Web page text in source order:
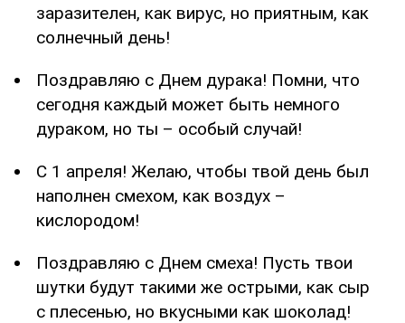
заразителен, как вирус, но приятным, как
солнечный день!
Поздравляю с Днем дурака! Помни, что
сегодня каждый может быть немного
дураком, но ты – особый случай!
С 1 апреля! Желаю, чтобы твой день был
наполнен смехом, как воздух –
кислородом!
Поздравляю с Днем смеха! Пусть твои
шутки будут такими же острыми, как сыр
с плесенью, но вкусными как шоколад!